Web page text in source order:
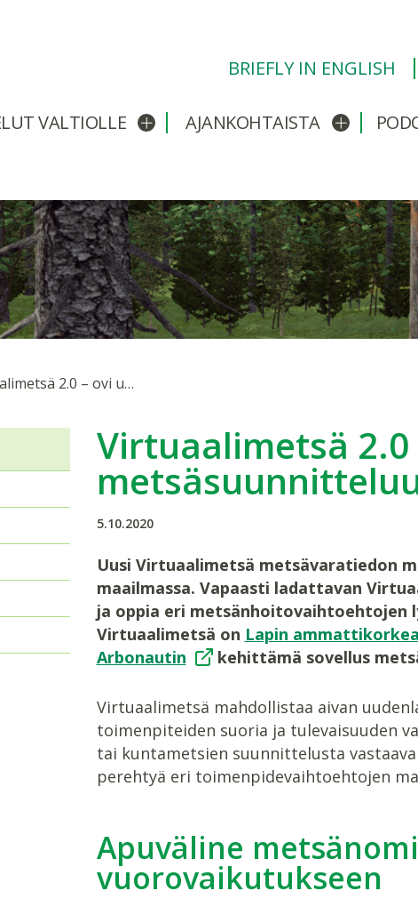
BRIEFLY IN ENGLISH
VALTIOLLE Avaa/sulje alavalikko
AJANKOHTAISTA Avaa/
Virtuaalimetsä 2.0 – ovi uudenlaiseen metsäsuunnitteluun
Virtuaalimetsä
5.10.2020
Uusi Virtuaalimetsä metsävaratiedon
maailmassa. Vapaasti ladattavan
ja oppia eri metsänhoitovaihtoehtojen
Virtuaalimetsä on Lapin
Arbonautin
kehittämä sovellus
Virtuaalimetsä mahdollistaa aivan
toimenpiteiden suoria ja tulevaisuuden
tai kuntametsien suunnittelusta
perehtyä eri toimenpidevaihtoehtojen
Apuväline
vuorovaikutukseen